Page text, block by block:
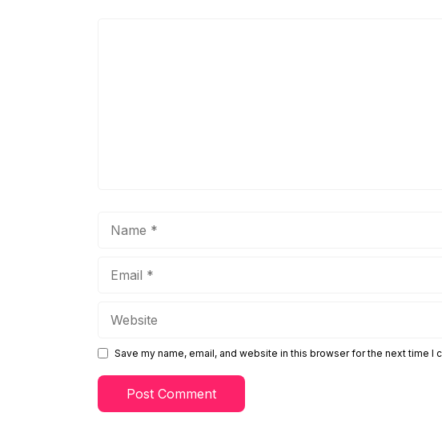
Save my name, email, and website in this browser for the next time I